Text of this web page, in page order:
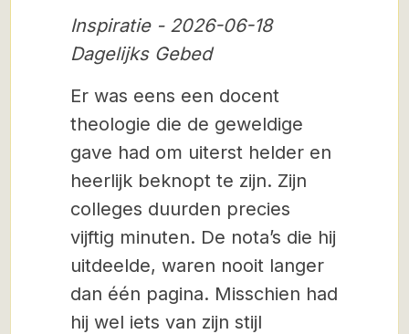
Inspiratie - 2026-06-18
Dagelijks Gebed
Er was eens een docent
theologie die de geweldige
gave had om uiterst helder en
heerlijk beknopt te zijn. Zijn
colleges duurden precies
vijftig minuten. De nota’s die hij
uitdeelde, waren nooit langer
dan één pagina. Misschien had
hij wel iets van zijn stijl